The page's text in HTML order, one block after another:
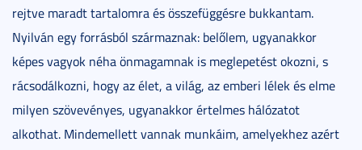
rejtve maradt tartalomra és összefüggésre bukkantam.
Nyilván egy forrásból származnak: belőlem, ugyanakkor
képes vagyok néha önmagamnak is meglepetést okozni, s
rácsodálkozni, hogy az élet, a világ, az emberi lélek és elme
milyen szövevényes, ugyanakkor értelmes hálózatot
alkothat. Mindemellett vannak munkáim, amelyekhez azért